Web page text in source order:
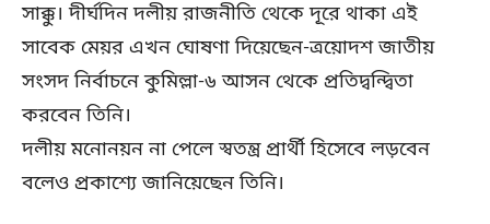
সাক্কু। দীর্ঘদিন দলীয় রাজনীতি থেকে দূরে থাকা এই
সাবেক মেয়র এখন ঘোষণা দিয়েছেন-ত্রয়োদশ জাতীয়
সংসদ নির্বাচনে কুমিল্লা-৬ আসন থেকে প্রতিদ্বন্দ্বিতা
করবেন তিনি।
দলীয় মনোনয়ন না পেলে স্বতন্ত্র প্রার্থী হিসেবে লড়বেন
বলেও প্রকাশ্যে জানিয়েছেন তিনি।